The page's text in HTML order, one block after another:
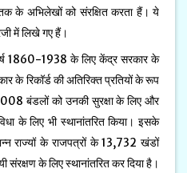
के अभिलेखों को संरक्षित करता हैं। ये
में लिखे गए हैं।
वर्ष 1860-1938 के लिए केंद्र सरकार के
के रिकॉर्ड की अतिरिक्त प्रतियों के रूप
बंडलों को उनकी सुरक्षा के लिए और
के लिए भी स्थानांतरित किया। इसके
राज्यों के राजपत्रों के 13,732 खंडों
के लिए स्थानांतरित कर दिया है।